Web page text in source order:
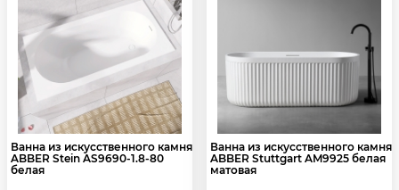
Ванна из искусственного камня
ABBER Stein AS9690-1.8-80
белая
Ванна из искусственного камня
ABBER Stuttgart AM9925 белая
матовая